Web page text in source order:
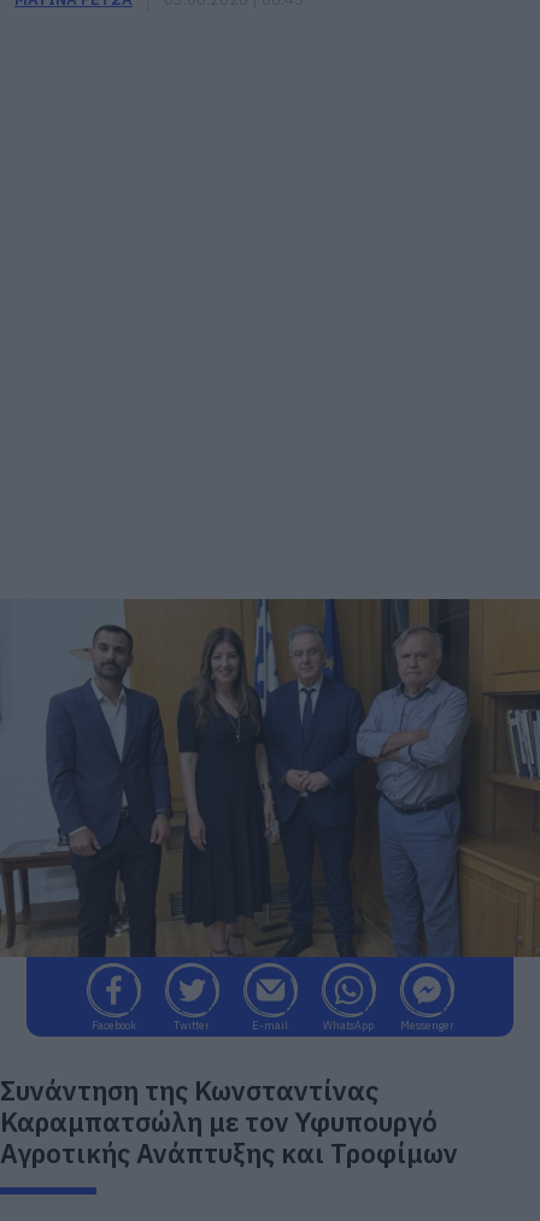
Facebook Twitter E-mail WhatsApp Messenger
Συνάντηση της Κωνσταντίνας
Καραμπατσώλη με τον Υφυπουργό
Αγροτικής Ανάπτυξης και Τροφίμων